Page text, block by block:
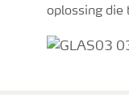
oplossing die